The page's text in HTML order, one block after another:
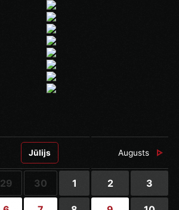
Jūlijs Augusts
29 30 1 2 3